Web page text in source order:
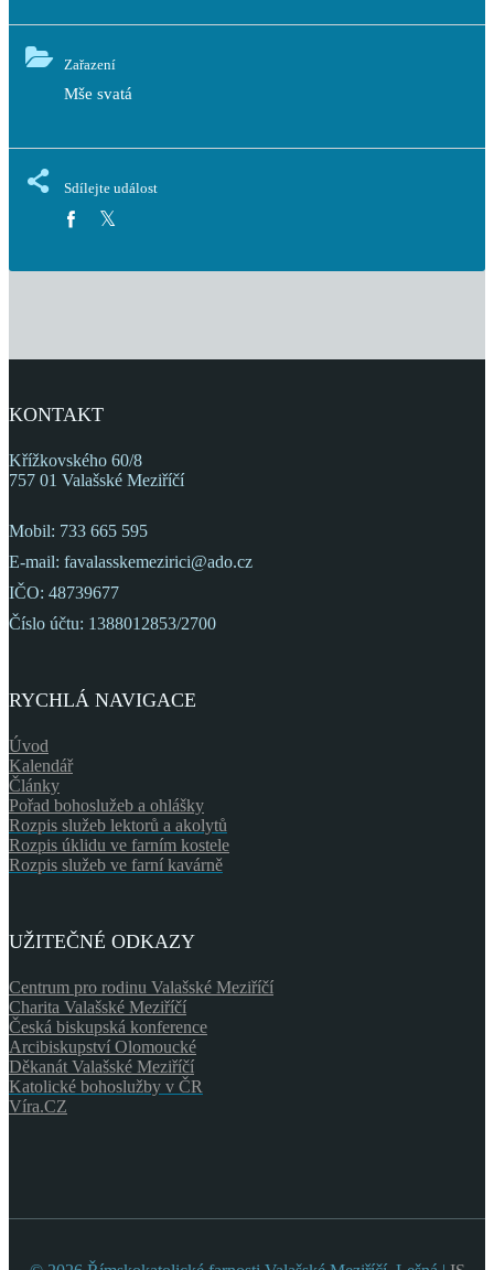
Zařazení
Mše svatá
Sdílejte událost
KONTAKT
Křížkovského 60/8
757 01 Valašské Meziříčí
Mobil: 733 665 595
E-mail: favalasskemezirici@ado.cz
IČO: 48739677
Číslo účtu: 1388012853/2700
RYCHLÁ NAVIGACE
Úvod
Kalendář
Články
Pořad bohoslužeb a ohlášky
Rozpis služeb lektorů a akolytů
Rozpis úklidu ve farním kostele
Rozpis služeb ve farní kavárně
UŽITEČNÉ ODKAZY
Centrum pro rodinu Valašské Meziříčí
Charita Valašské Meziříčí
Česká biskupská konference
Arcibiskupství Olomoucké
Děkanát Valašské Meziříčí
Katolické bohoslužby v ČR
Víra.CZ